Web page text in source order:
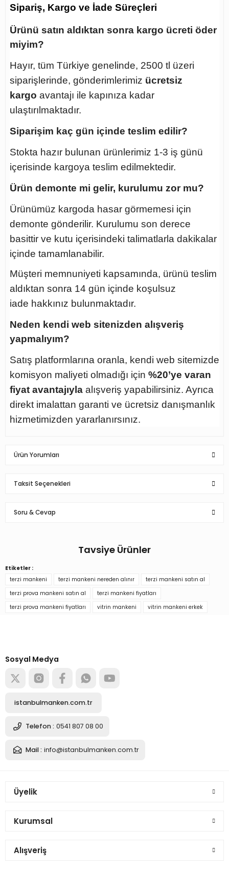
Sipariş, Kargo ve İade Süreçleri
Ürünü satın aldıktan sonra kargo ücreti öder
miyim?
Hayır, tüm Türkiye genelinde, 2500 tl üzeri
siparişlerinde, gönderimlerimiz ücretsiz
kargo avantajı ile kapınıza kadar
ulaştırılmaktadır.
Siparişim kaç gün içinde teslim edilir?
Stokta hazır bulunan ürünlerimiz 1-3 iş günü
içerisinde kargoya teslim edilmektedir.
Ürün demonte mi gelir, kurulumu zor mu?
Ürünümüz kargoda hasar görmemesi için
demonte gönderilir. Kurulumu son derece
basittir ve kutu içerisindeki talimatlarla dakikalar
içinde tamamlanabilir.
Müşteri memnuniyeti kapsamında, ürünü teslim
aldıktan sonra 14 gün içinde koşulsuz
iade hakkınız bulunmaktadır.
Neden kendi web sitenizden alışveriş
yapmalıyım?
Satış platformlarına oranla, kendi web sitemizde
komisyon maliyeti olmadığı için %20’ye varan
fiyat avantajıyla alışveriş yapabilirsiniz. Ayrıca
direkt imalattan garanti ve ücretsiz danışmanlık
hizmetimizden yararlanırsınız.
Ürün Yorumları
Taksit Seçenekleri
Soru & Cevap
Ürün hakkında henüz soru sorulmamış.
Soru Sor
Tavsiye Ürünler
8.873,67 TL
8.873,67 TL
Etiketler :
terzi mankeni
terzi mankeni nereden alınır
terzi mankeni satın al
terzi prova mankeni satın al
terzi mankeni fiyatları
terzi prova mankeni fiyatları
vitrin mankeni vitrin mankeni erkek
Sosyal Medya
istanbulmanken.com.tr
Telefon : 0541 807 08 00
Mail : info@istanbulmanken.com.tr
Üyelik
Kurumsal
Alışveriş